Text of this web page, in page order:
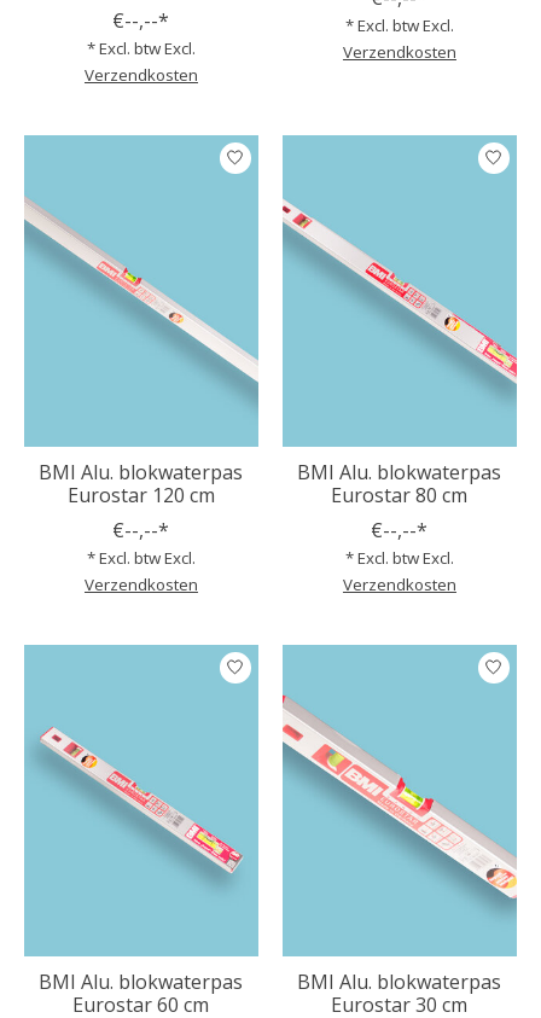
€--,--*
* Excl. btw Excl.
Verzendkosten
* Excl. btw Excl.
Verzendkosten
BMI Alu. blokwaterpas
Eurostar 120 cm
€--,--*
* Excl. btw Excl.
Verzendkosten
BMI Alu. blokwaterpas
Eurostar 80 cm
€--,--*
* Excl. btw Excl.
Verzendkosten
BMI Alu. blokwaterpas
Eurostar 60 cm
BMI Alu. blokwaterpas
Eurostar 30 cm